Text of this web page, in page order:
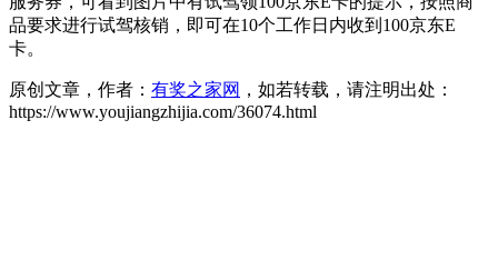
品要求进行试驾核销，即可在10个工作日内收到100京东E
卡。
原创文章，作者： 有奖之家网 ，如若转载，请注明出处：
https://www.youjiangzhijia.com/36074.html